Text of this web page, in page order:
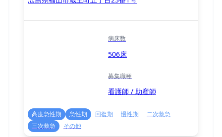
病床数
506床
募集職種
看護師 / 助産師
高度急性期 急性期 回復期 慢性期
二次救急
三次救急
その他